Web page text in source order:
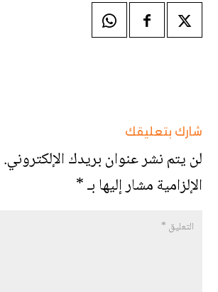
شارك بتعليقك
لن يتم نشر عنوان بريدك الإلكتروني.
الإلزامية مشار إليها بـ*